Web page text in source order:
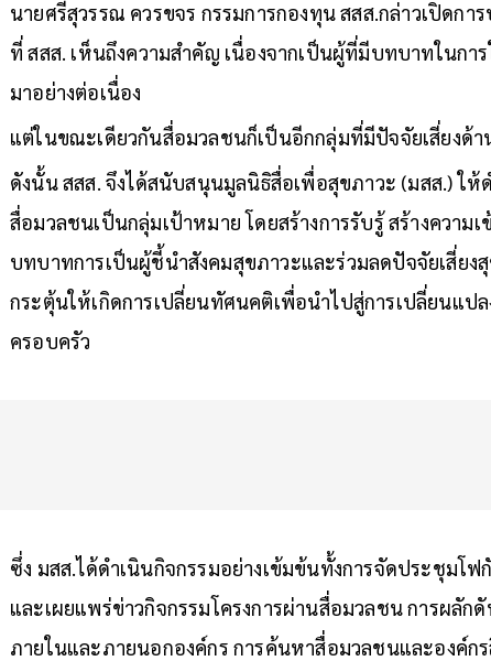
นายศรีสุวรรณ ควรขจร กรรมการกองทุน สสส.กล่าวเปิดก
ที่ สสส. เห็นถึงความสำคัญ เนื่องจากเป็นผู้ที่มีบทบาทในกา
มาอย่างต่อเนื่อง
แต่ในขณะเดียวกันสื่อมวลชนก็เป็นอีกกลุ่มที่มีปัจจัยเสี่ยงด้
ดังนั้น สสส. จึงได้สนับสนุนมูลนิธิสื่อเพื่อสุขภาวะ (มสส.) ให้
สื่อมวลชนเป็นกลุ่มเป้าหมาย โดยสร้างการรับรู้ สร้างควา
บทบาทการเป็นผู้ชี้นำสังคมสุขภาวะและร่วมลดปัจจัยเสี่ย
กระตุ้นให้เกิดการเปลี่ยนทัศนคติเพื่อนำไปสู่การเปลี่ยนแป
ครอบครัว
ซึ่ง มสส.ได้ดำเนินกิจกรรมอย่างเข้มข้นทั้งการจัดประชุมโ
และเผยแพร่ข่าวกิจกรรมโครงการผ่านสื่อมวลชน การผลั
ภายในและภายนอกองค์กร การค้นหาสื่อมวลชนและองค์